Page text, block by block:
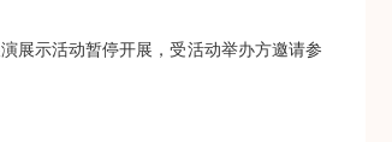
展示活动暂停开展，受活动举办方邀请参